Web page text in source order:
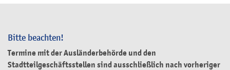
Bitte beachten!
Termine mit der Ausländerbehörde und den
Stadtteilgeschäftsstellen sind ausschließlich nach vorheriger